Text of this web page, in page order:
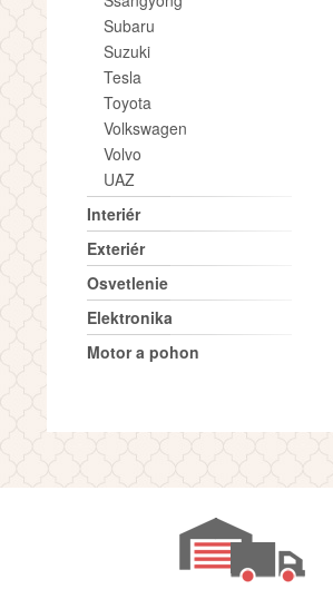
Subaru
Suzuki
Tesla
Toyota
Volkswagen
Volvo
UAZ
Interiér
Exteriér
Osvetlenie
Elektronika
Motor a pohon